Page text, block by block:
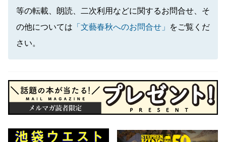
等の転載、朗読、二次利用などに関するお問合せ、そ
の他については 「文藝春秋へのお問合せ」
をご覧くだ
さい。